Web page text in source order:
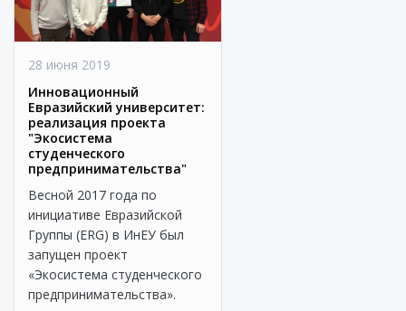
28 июня 2019
Инновационный
Евразийский университет:
реализация проекта
"Экосистема
студенческого
предпринимательства"
Весной 2017 года по
инициативе Евразийской
Группы (ERG) в ИнЕУ был
запущен проект
«Экосистема студенческого
предпринимательства».